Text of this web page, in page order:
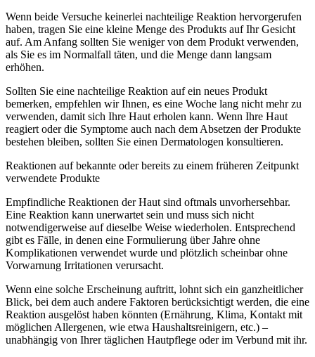
Wenn beide Versuche keinerlei nachteilige Reaktion hervorgerufen
haben, tragen Sie eine kleine Menge des Produkts auf Ihr Gesicht
auf. Am Anfang sollten Sie weniger von dem Produkt verwenden,
als Sie es im Normalfall täten, und die Menge dann langsam
erhöhen.
Sollten Sie eine nachteilige Reaktion auf ein neues Produkt
bemerken, empfehlen wir Ihnen, es eine Woche lang nicht mehr zu
verwenden, damit sich Ihre Haut erholen kann. Wenn Ihre Haut
reagiert oder die Symptome auch nach dem Absetzen der Produkte
bestehen bleiben, sollten Sie einen Dermatologen konsultieren.
Reaktionen auf bekannte oder bereits zu einem früheren Zeitpunkt
verwendete Produkte
Empfindliche Reaktionen der Haut sind oftmals unvorhersehbar.
Eine Reaktion kann unerwartet sein und muss sich nicht
notwendigerweise auf dieselbe Weise wiederholen. Entsprechend
gibt es Fälle, in denen eine Formulierung über Jahre ohne
Komplikationen verwendet wurde und plötzlich scheinbar ohne
Vorwarnung Irritationen verursacht.
Wenn eine solche Erscheinung auftritt, lohnt sich ein ganzheitlicher
Blick, bei dem auch andere Faktoren berücksichtigt werden, die eine
Reaktion ausgelöst haben könnten (Ernährung, Klima, Kontakt mit
möglichen Allergenen, wie etwa Haushaltsreinigern, etc.) –
unabhängig von Ihrer täglichen Hautpflege oder im Verbund mit ihr.